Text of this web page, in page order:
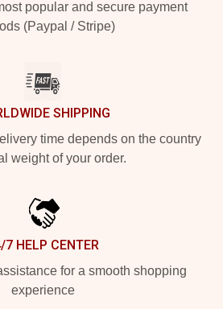
popular and secure payment
(Paypal / Stripe)
SHIPPING
time depends on the country
weight of your order.
7 HELP CENTER
for a smooth shopping
experience